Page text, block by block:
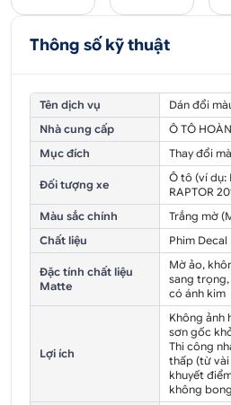
Thông số kỹ thuật
Tên dịch vụ
Dán đổi
Nhà cung cấp
Ô TÔ
Mục đích
Thay đổi
Đối tượng xe
Ô tô (ví dụ:
RAPTOR
Màu sắc chính
Trắng mờ
Chất liệu
Phim
Đặc tính chất liệu
Matte
Mờ ảo,
sang trọng,
có ánh kim
Lợi ích
Không ảnh
sơn gốc
Thi công
thấp (từ
khuyết
không